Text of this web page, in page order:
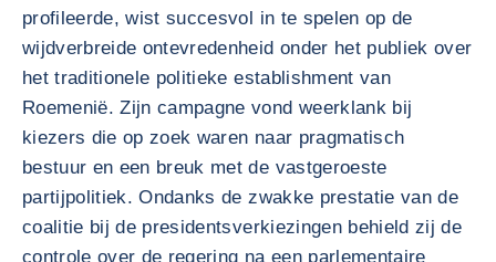
profileerde, wist succesvol in te spelen op de
wijdverbreide ontevredenheid onder het publiek over
het traditionele politieke establishment van
Roemenië. Zijn campagne vond weerklank bij
kiezers die op zoek waren naar pragmatisch
bestuur en een breuk met de vastgeroeste
partijpolitiek. Ondanks de zwakke prestatie van de
coalitie bij de presidentsverkiezingen behield zij de
controle over de regering na een parlementaire